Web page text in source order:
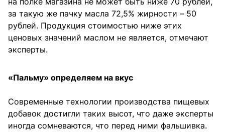
за такую же пачку масла 72,5% жирности – 50
рублей. Продукция стоимостью ниже этих
ценовых значений маслом не является, отмечают
эксперты.
«Пальму» определяем на вкус
Современные технологии производства пищевых
добавок достигли таких высот, что даже эксперты
иногда сомневаются, что перед ними фальшивка.